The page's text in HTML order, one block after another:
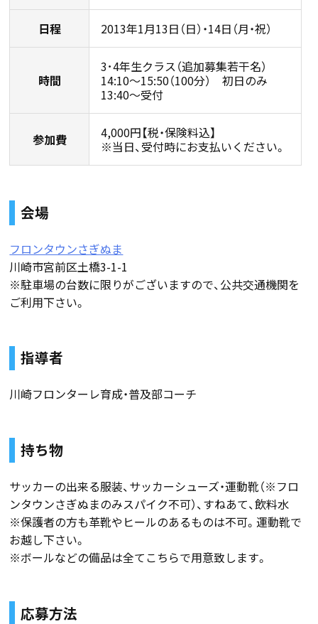
日程 2013年1月13日（日）・14日（月・祝）
時間
3･4年生クラス（追加募集若干名）
14:10〜15:50（100分） 初日のみ
13:40〜受付
参加費
4,000円【税・保険料込】
※当日、受付時にお支払いください。
会場
フロンタウンさぎぬま
川崎市宮前区土橋3-1-1
※駐車場の台数に限りがございますので、公共交通機関を
ご利用下さい。
指導者
川崎フロンターレ育成・普及部コーチ
持ち物
サッカーの出来る服装、サッカーシューズ・運動靴（※フロ
ンタウンさぎぬまのみスパイク不可）、すねあて、飲料水
※保護者の方も革靴やヒールのあるものは不可。運動靴で
お越し下さい。
※ボールなどの備品は全てこちらで用意致します。
応募方法